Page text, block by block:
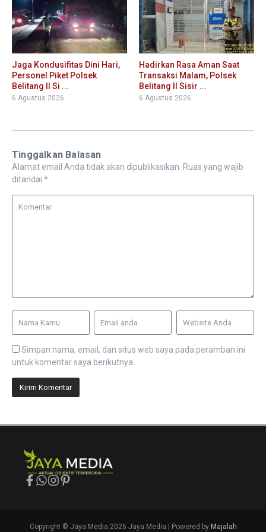
Jaga Kondusifitas Dini Hari,
Personel Piket Polsek
Belitang II Si ...
6 Agustus 2026
Hadirkan Rasa Aman Saat
Transaksi Malam, Polsek
Belitang II Sisir ...
6 Agustus 2026
Tinggalkan Balasan
Alamat email Anda tidak akan dipublikasikan. Ruas yang wajib
ditandai *
Simpan nama, email, dan situs web saya pada peramban ini
untuk komentar saya berikutnya.
Copyright © Jaya Media 2026 Jaya Media | Powered by Majalah